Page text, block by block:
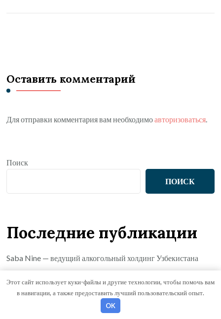
Оставить комментарий
Для отправки комментария вам необходимоавторизоваться
Поиск
ПОИСК
Последние публикации
Saba Nine — ведущий алкогольный холдинг Узбекистана
Основные подходы к терапии и коррекции расстройств
Алкогольное производство и холдинговые структуры
Этот сайт использует куки-файлы и другие технологии, чтобы помочь вам
в навигации, а также предоставить лучший пользовательский опыт.
OK